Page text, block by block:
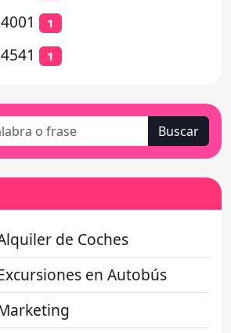
1
1
Buscar
de Coches
en Autobús